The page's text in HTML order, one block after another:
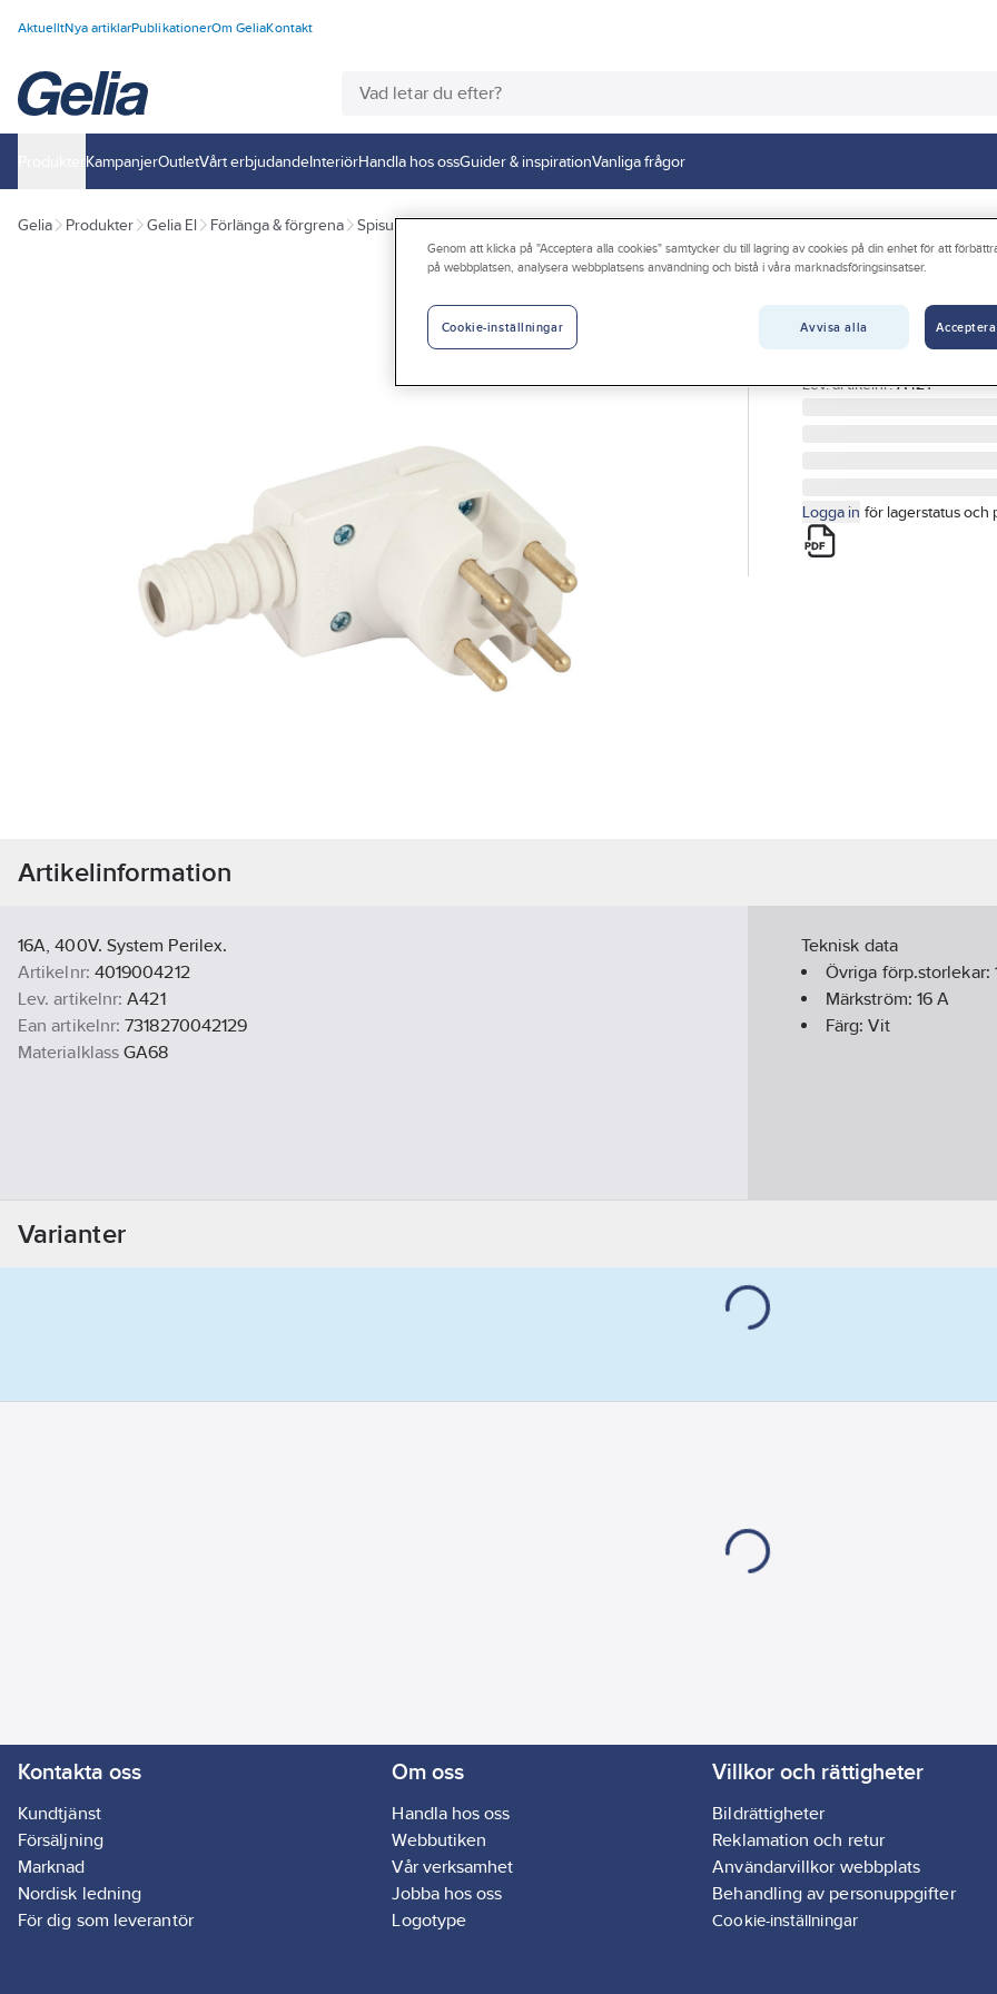
AktuelltNya artiklarPublikationerOm GeliaKontakt
KampanjerOutletVårt erbjudandeInteriörHandla hos ossGuider & inspirationVanliga frågor
Gelia Produkter Gelia El Förlänga & förgrena Spisuttag och spisstickpropp
STICKPROPP PERILEX
Lev. artikelnr: A421
Logga in för lagerstatus och
Artikelinformation
16A, 400V. System Perilex.
Artikelnr: 4019004212
Lev. artikelnr: A421
Ean artikelnr: 7318270042129
Materialklass GA68
Teknisk data
Övriga förp.storlekar:
Märkström: 16 A
Färg:Vit
Varianter
Kontakta oss
Kundtjänst
Försäljning
Marknad
Nordisk ledning
För dig som leverantör
Om oss
Handla hos oss
Webbutiken
Vår verksamhet
Jobba hos oss
Logotype
Villkor och rättigheter
Bildrättigheter
Reklamation och retur
Användarvillkor webbplats
Behandling av personuppgifter
Cookie-inställningar
Genom att klicka på "Acceptera alla cookies" samtycker du till lagring av cookies på din enhet för att
på webbplatsen, analysera webbplatsens användning och bistå i våra marknadsföringsinsatser.
Avvisa alla
Cookie-inställningar